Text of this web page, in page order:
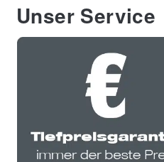
Unser Service